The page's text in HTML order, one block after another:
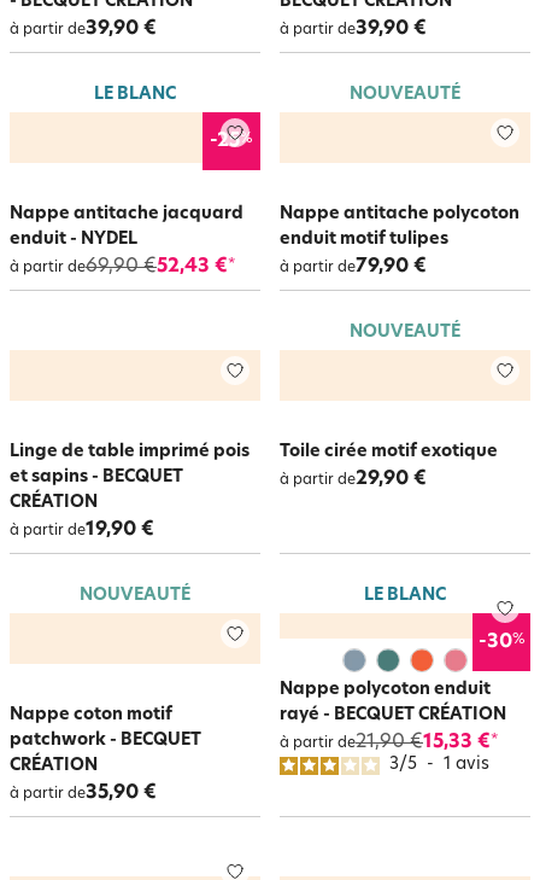
à partir de39,90 € à partir de39,90 €
LE BLANC
-25%
Nappe antitache jacquard
enduit - NYDEL
à partir de69,90 €52,43 €*
NOUVEAUTÉ
Nappe antitache polycoton
enduit motif tulipes
à partir de79,90 €
Linge de table imprimé pois
et sapins - BECQUET
CRÉATION
à partir de19,90 €
NOUVEAUTÉ
Toile cirée motif exotique
à partir de29,90 €
NOUVEAUTÉ
Nappe coton motif
patchwork - BECQUET
CRÉATION
à partir de35,90 €
LE BLANC
-30%
Nappe polycoton enduit
rayé - BECQUET CRÉATION
à partir de21,90 €15,33 €*
3/5 - 1 avis